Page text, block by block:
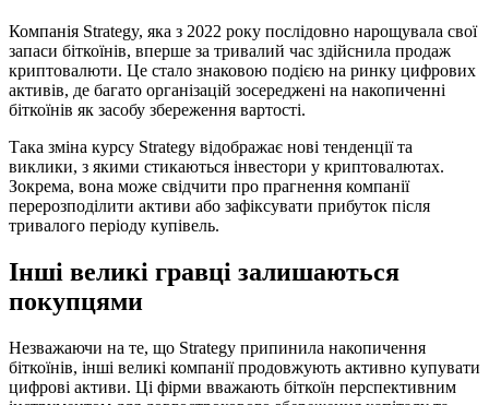
Компанія Strategy, яка з 2022 року послідовно нарощувала свої
запаси біткоїнів, вперше за тривалий час здійснила продаж
криптовалюти. Це стало знаковою подією на ринку цифрових
активів, де багато організацій зосереджені на накопиченні
біткоїнів як засобу збереження вартості.
Така зміна курсу Strategy відображає нові тенденції та
виклики, з якими стикаються інвестори у криптовалютах.
Зокрема, вона може свідчити про прагнення компанії
перерозподілити активи або зафіксувати прибуток після
тривалого періоду купівель.
Інші великі гравці залишаються
покупцями
Незважаючи на те, що Strategy припинила накопичення
біткоїнів, інші великі компанії продовжують активно купувати
цифрові активи. Ці фірми вважають біткоїн перспективним